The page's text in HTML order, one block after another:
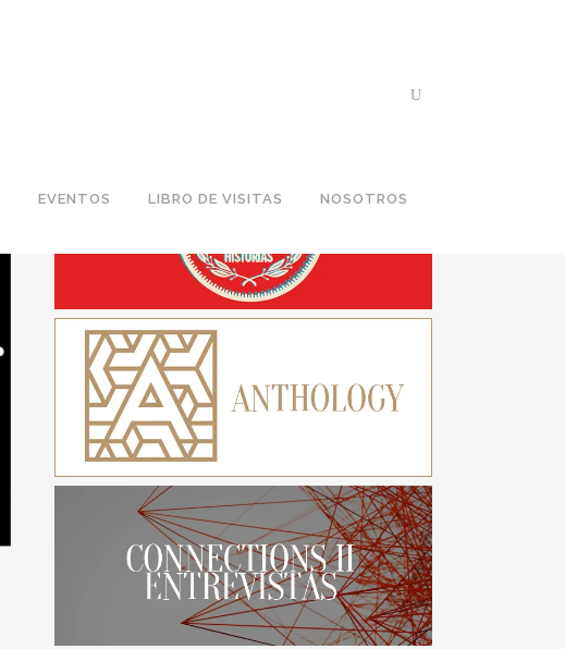
EVENTOS LIBRO DE VISITAS NOSOTROS